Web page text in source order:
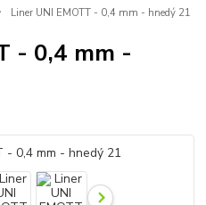
Liner UNI EMOTT - 0,4 mm - hnedý 21
- 0,4 mm -